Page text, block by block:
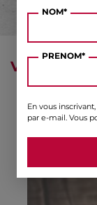
VOUS
NOM*
PRENOM*
En vous
par e-mail. Vous